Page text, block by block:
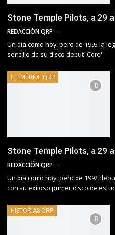
Stone Temple Pilots, a 29
REDACCIÓN QRP
Un día como hoy, pero de 1993 la
sencillo de su disco debut 'Core'
EFEMÉRIDE QRP
Stone Temple Pilots, a 29
REDACCIÓN QRP
Un día como hoy, pero de 1992
con su exitoso primer disco de
HISTORIAS QRP